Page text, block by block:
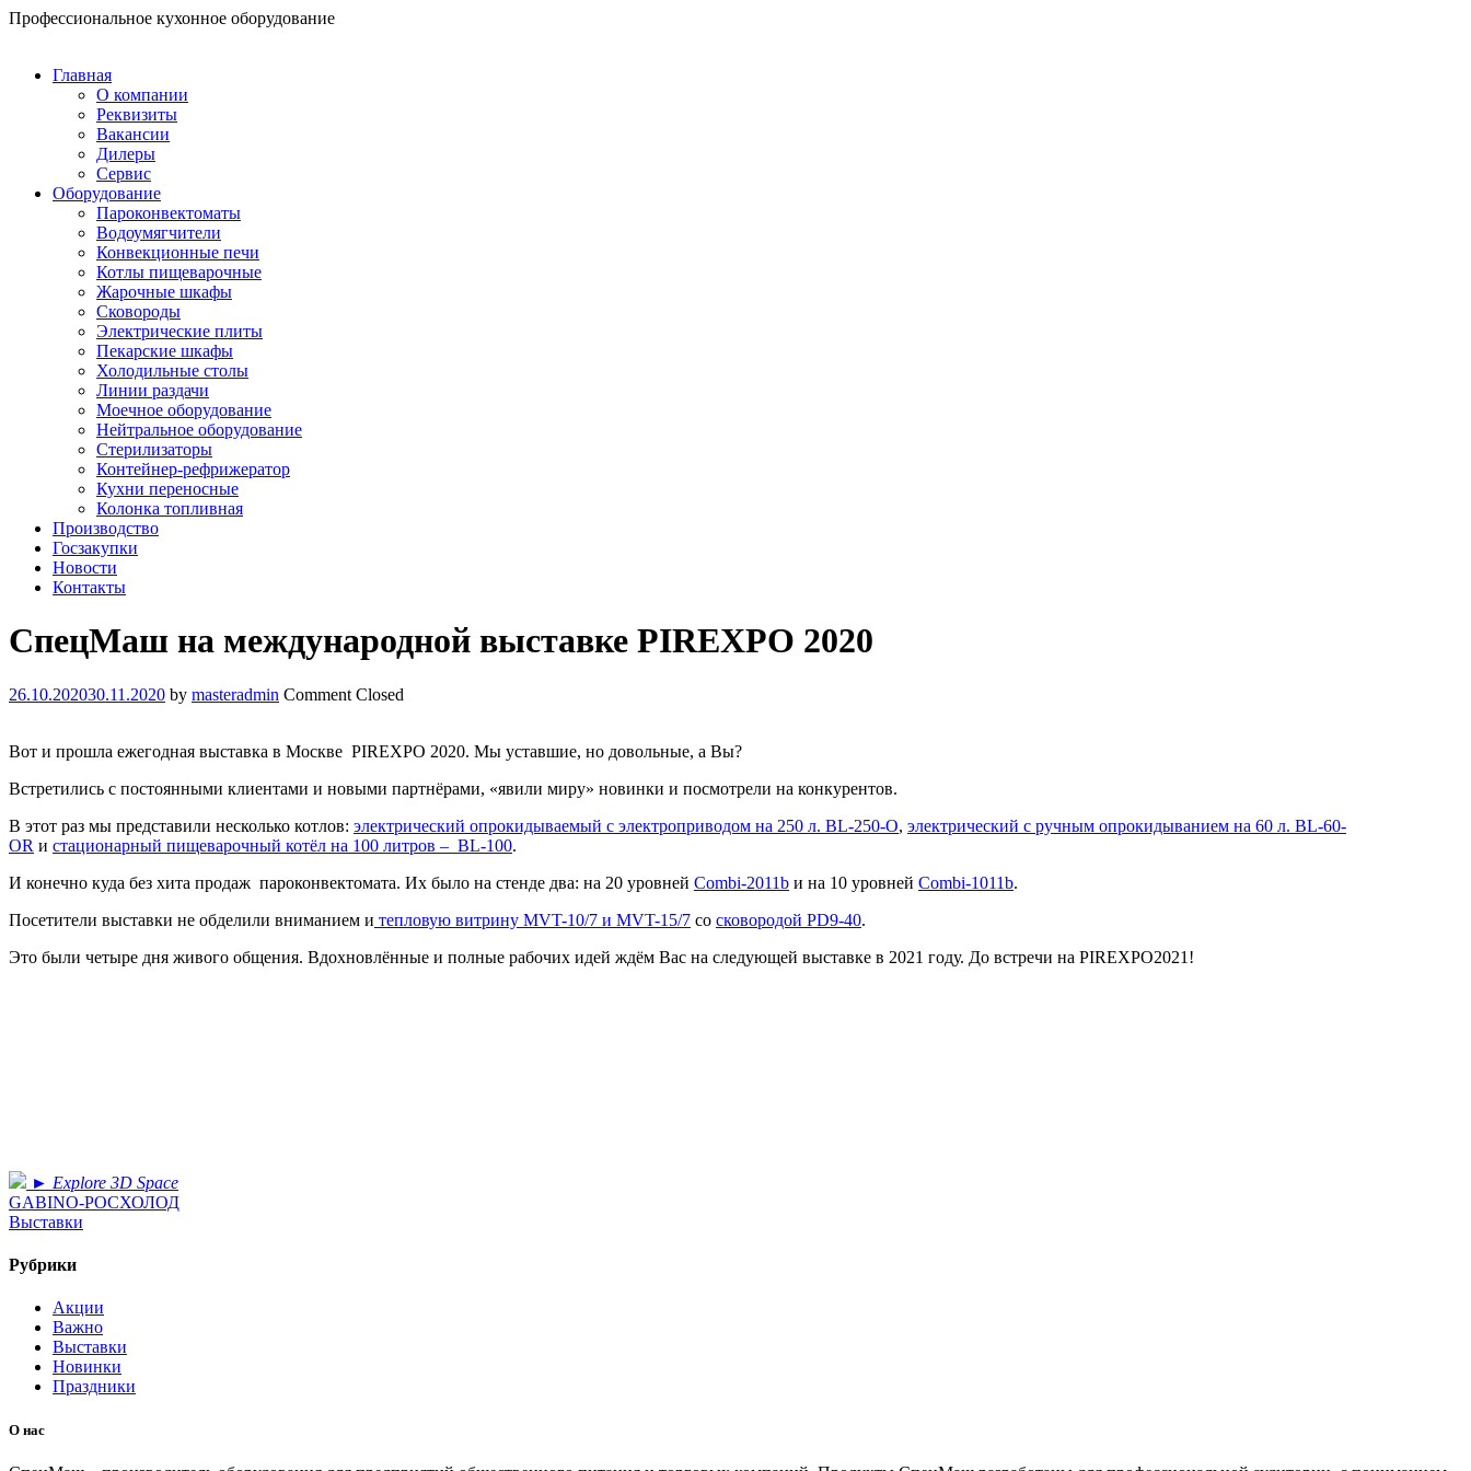
Перейти
Профессиональное кухонное оборудование
Главная
О компании
Реквизиты
Вакансии
Дилеры
Сервис
Оборудование
Пароконвектоматы
Водоумягчители
Конвекционные печи
Котлы пищеварочные
Жарочные шкафы
Сковороды
Электрические плиты
Пекарские шкафы
Холодильные столы
Линии раздачи
Моечное оборудование
Нейтральное оборудование
Стерилизаторы
Контейнер-рефрижератор
Кухни переносные
Колонка топливная
Производство
Госзакупки
Новости
Контакты
СпецМаш на международной выставке PIREXPO 2020
26.10.202030.11.2020 by masteradmin Comment Closed
Вот и прошла ежегодная выставка в Москве PIREXPO 2020. Мы уставшие, но довольные, а Вы?
Встретились с постоянными клиентами и новыми партнёрами, «явили миру» новинки и посмотрели на конкурентов.
В этот раз мы представили несколько котлов: электрический опрокидываемый с электроприводом на 250 л. BL-250-O, электрический с ручным опрокидыванием на 60 л. BL-60-
OR и стационарный пищеварочный котёл на 100 литров – BL-100.
И конечно куда без хита продаж пароконвектомата. Их было на стенде два: на 20 уровней Combi-2011b и на 10 уровней Combi-1011b.
Посетители выставки не обделили вниманием и тепловую витрину MVT-10/7 и MVT-15/7 со сковородой PD9-40.
Это были четыре дня живого общения. Вдохновлённые и полные рабочих идей ждём Вас на следующей выставке в 2021 году. До встречи на PIREXPO2021!
► Explore 3D Space
GABINO-РОСХОЛОД
Выставки
Рубрики
Акции
Важно
Выставки
Новинки
Праздники
О нас